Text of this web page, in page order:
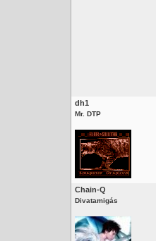
dh1
Mr. DTP
Chain-Q
Divatamigás